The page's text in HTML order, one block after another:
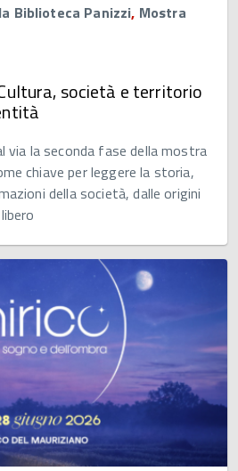
Biblioteca Panizzi, Mostra
società e territorio
via la seconda fase della mostra
chiave per leggere la storia,
della società, dalle origini